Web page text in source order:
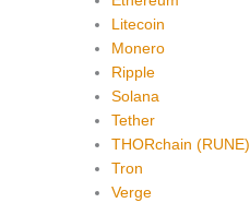
Litecoin
Monero
Ripple
Solana
Tether
THORchain (RUNE)
Tron
Verge